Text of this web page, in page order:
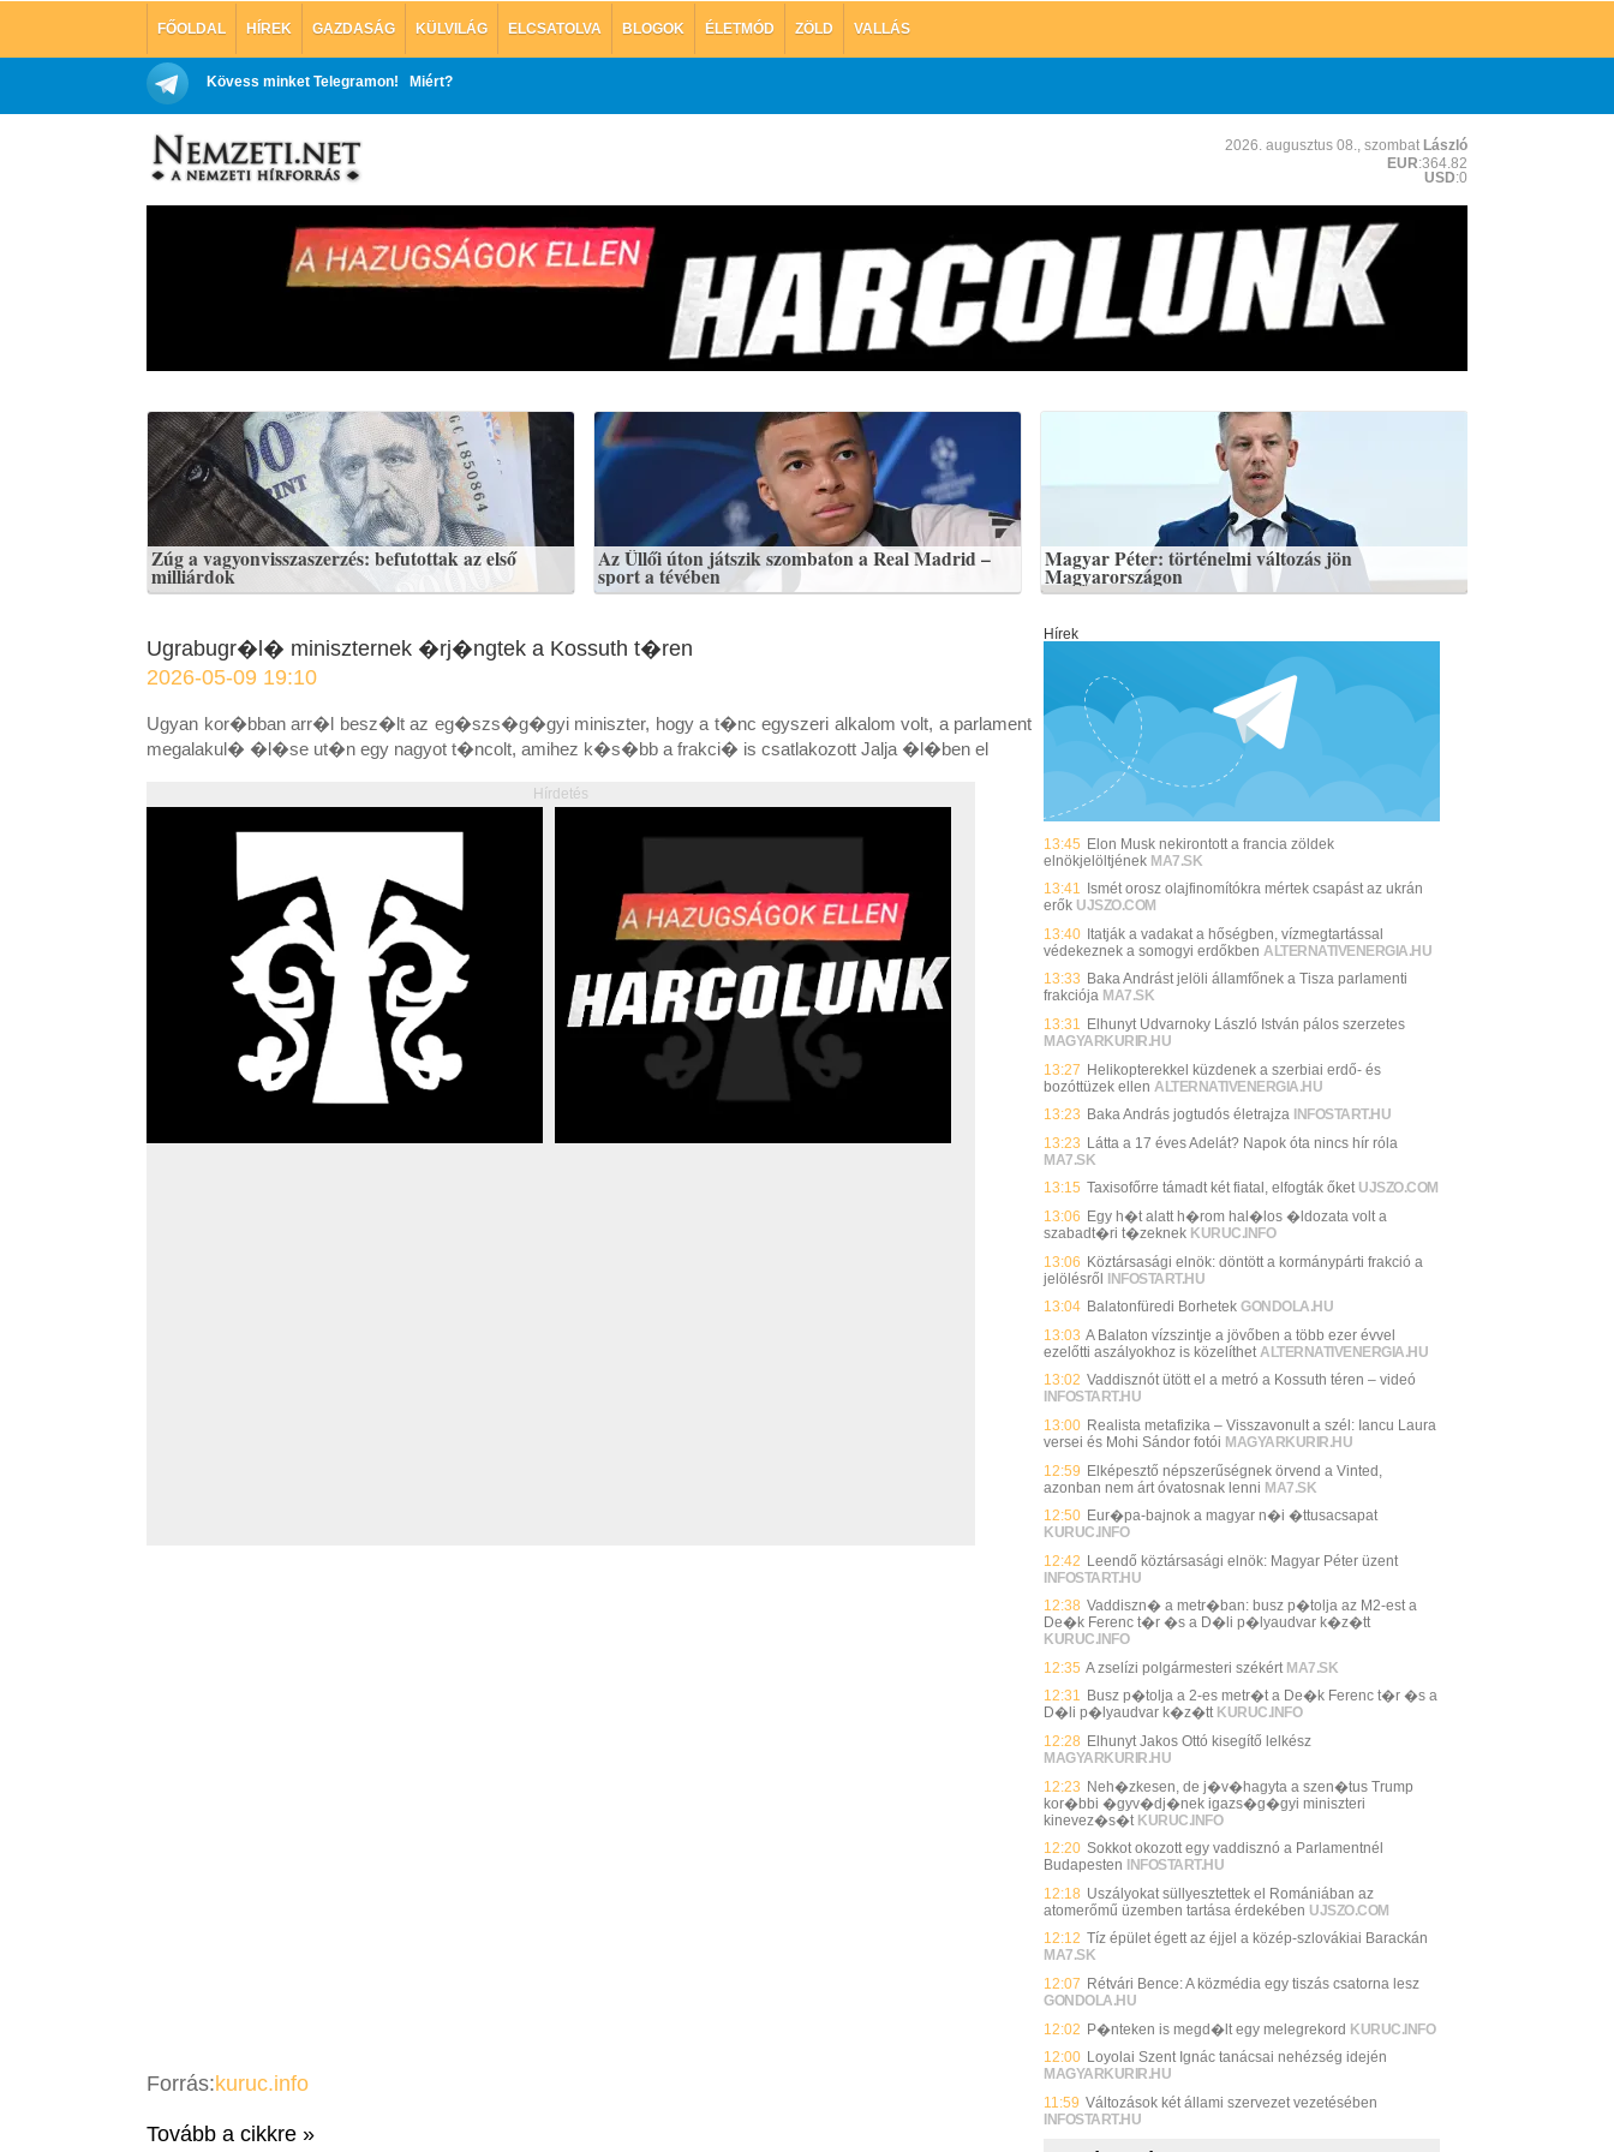
FŐOLDAL HÍREK GAZDASÁG KÜLVILÁG ELCSATOLVA BLOGOK ÉLETMÓD ZÖLD VALLÁS
Kövess minket Telegramon! Miért?
2026. augusztus 08., szombat László
EUR:364.82
USD:0
Zúg a vagyonvisszaszerzés: befutottak az első
milliárdok
Az Üllői úton játszik szombaton a Real Madrid –
sport a tévében
Magyar Péter: történelmi változás jön
Magyarországon
Ugrabugr�l� miniszternek �rj�ngtek a Kossuth t�ren
2026-05-09 19:10
Ugyan kor�bban arr�l besz�lt az eg�szs�g�gyi miniszter, hogy a t�nc egyszeri alkalom volt, a parlament
megalakul� �l�se ut�n egy nagyot t�ncolt, amihez k�s�bb a frakci� is csatlakozott Jalja �l�ben el
Hírdetés
Forrás:kuruc.info
Tovább a cikkre »
Hírek
13:45 Elon Musk nekirontott a francia zöldek
elnökjelöltjének MA7.SK
13:41
Ismét orosz olajfinomítókra mértek csapást az ukrán
erők UJSZO.COM
13:40 Itatják a vadakat a hőségben, vízmegtartással
védekeznek a somogyi erdőkben ALTERNATIVENERGIA.HU
13:33 Baka Andrást jelöli államfőnek a Tisza parlamenti
frakciója MA7.SK
13:31 Elhunyt Udvarnoky László István pálos szerzetes
MAGYARKURIR.HU
13:27 Helikopterekkel küzdenek a szerbiai erdő- és
bozóttüzek ellen ALTERNATIVENERGIA.HU
13:23 Baka András jogtudós életrajza INFOSTART.HU
13:23 Látta a 17 éves Adelát? Napok óta nincs hír róla
MA7.SK
13:15 Taxisofőrre támadt két fiatal, elfogták őket UJSZO.COM
13:06 Egy h�t alatt h�rom hal�los �ldozata volt a
szabadt�ri t�zeknek KURUC.INFO
13:06 Köztársasági elnök: döntött a kormánypárti frakció a
jelölésről INFOSTART.HU
13:04 Balatonfüredi Borhetek GONDOLA.HU
13:03 A Balaton vízszintje a jövőben a több ezer évvel
ezelőtti aszályokhoz is közelíthet ALTERNATIVENERGIA.HU
13:02 Vaddisznót ütött el a metró a Kossuth téren – videó
INFOSTART.HU
13:00 Realista metafizika – Visszavonult a szél: Iancu Laura
versei és Mohi Sándor fotói MAGYARKURIR.HU
12:59 Elképesztő népszerűségnek örvend a Vinted,
azonban nem árt óvatosnak lenni MA7.SK
12:50 Eur�pa-bajnok a magyar n�i �ttusacsapat
KURUC.INFO
12:42 Leendő köztársasági elnök: Magyar Péter üzent
INFOSTART.HU
12:38 Vaddiszn� a metr�ban: busz p�tolja az M2-est a
De�k Ferenc t�r �s a D�li p�lyaudvar k�z�tt
KURUC.INFO
12:35 A zselízi polgármesteri székért MA7.SK
12:31 Busz p�tolja a 2-es metr�t a De�k Ferenc t�r �s a
D�li p�lyaudvar k�z�tt KURUC.INFO
12:28 Elhunyt Jakos Ottó kisegítő lelkész
MAGYARKURIR.HU
12:23 Neh�zkesen, de j�v�hagyta a szen�tus Trump
kor�bbi �gyv�dj�nek igazs�g�gyi miniszteri
kinevez�s�t KURUC.INFO
12:20 Sokkot okozott egy vaddisznó a Parlamentnél
Budapesten
INFOSTART.HU
12:18 Uszályokat süllyesztettek el Romániában az
atomerőmű üzemben tartása érdekében UJSZO.COM
12:12 Tíz épület égett az éjjel a közép-szlovákiai Barackán
MA7.SK
12:07 Rétvári Bence: A közmédia egy tiszás csatorna lesz
GONDOLA.HU
12:02 P�nteken is megd�lt egy melegrekord KURUC.INFO
12:00 Loyolai Szent Ignác tanácsai nehézség idején
MAGYARKURIR.HU
11:59 Változások két állami szervezet vezetésében
INFOSTART.HU